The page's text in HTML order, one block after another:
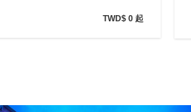
TWD$ 0 起